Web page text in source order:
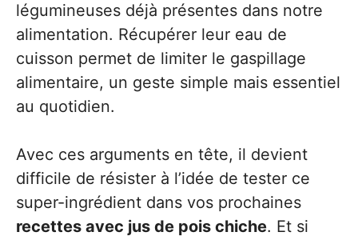
légumineuses déjà présentes dans notre
alimentation. Récupérer leur eau de
cuisson permet de limiter le gaspillage
alimentaire, un geste simple mais essentiel
au quotidien.
Avec ces arguments en tête, il devient
difficile de résister à l’idée de tester ce
super-ingrédient dans vos prochaines
recettes avec jus de pois chiche. Et si